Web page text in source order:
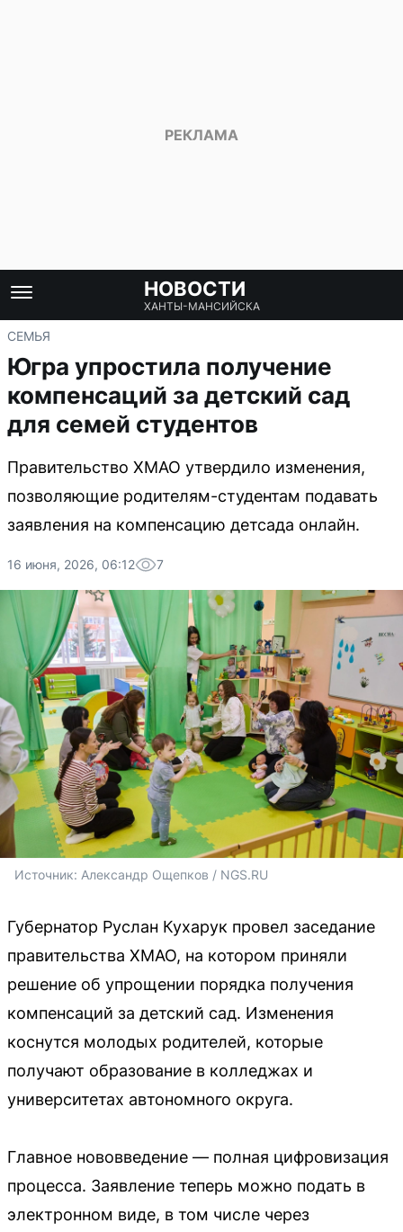
НОВОСТИ
ХАНТЫ-МАНСИЙСКА
СЕМЬЯ
Югра упростила получение
компенсаций за детский сад
для семей студентов
Правительство ХМАО утвердило изменения,
позволяющие родителям-студентам подавать
заявления на компенсацию детсада онлайн.
16 июня, 2026, 06:12 7
Источник: Александр Ощепков / NGS.RU
Губернатор Руслан Кухарук провел заседание
правительства ХМАО, на котором приняли
решение об упрощении порядка получения
компенсаций за детский сад. Изменения
коснутся молодых родителей, которые
получают образование в колледжах и
университетах автономного округа.
Главное нововведение — полная цифровизация
процесса. Заявление теперь можно подать в
электронном виде, в том числе через